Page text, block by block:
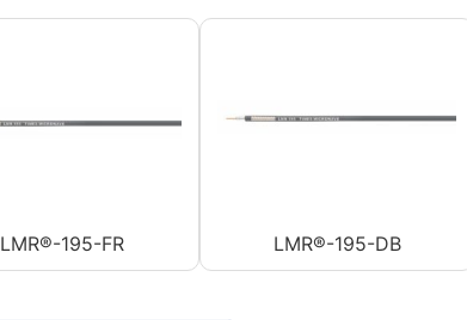
LMR®-195-FR LMR®-195-DB